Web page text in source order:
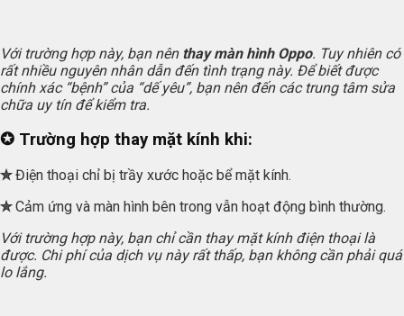
Với trường hợp này, bạn nên thay màn hình Oppo. Tuy nhiên có
rất nhiều nguyên nhân dẫn đến tình trạng này. Để biết được
chính xác “bệnh” của “dế yêu”, bạn nên đến các trung tâm sửa
chữa uy tín để kiểm tra.
✪ Trường hợp thay mặt kính khi:
✮Điện thoại chỉ bị trầy xước hoặc bể mặt kính.
✮Cảm ứng và màn hình bên trong vẫn hoạt động bình thường.
Với trường hợp này, bạn chỉ cần thay mặt kính điện thoại là
được. Chi phí của dịch vụ này rất thấp, bạn không cần phải quá
lo lắng.